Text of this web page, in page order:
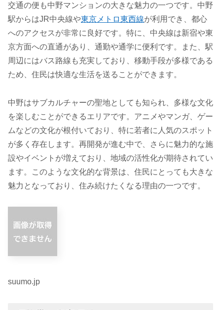
交通の便も中野マンションの大きな魅力の一つです。中野
駅からはJR中央線や東京メトロ東西線が利用でき、都心
へのアクセスが非常に良好です。特に、中央線は新宿や東
京方面への直通があり、通勤や通学に便利です。また、駅
周辺にはバス路線も充実しており、移動手段が多様である
ため、住民は快適な生活を送ることができます。
中野はサブカルチャーの聖地としても知られ、多様な文化
を楽しむことができるエリアです。アニメやマンガ、ゲー
ムなどの文化が根付いており、特に若者に人気のスポット
が多く存在します。再開発が進む中で、さらに魅力的な施
設やイベントが増えており、地域の活性化が期待されてい
ます。このような文化的な背景は、住民にとっても大きな
魅力となっており、住み続けたくなる理由の一つです。
suumo.jp